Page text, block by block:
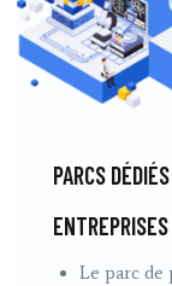
PARCS
Le parc de